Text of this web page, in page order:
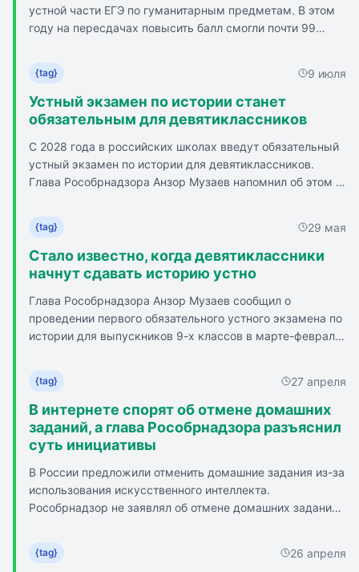
устной части ЕГЭ по гуманитарным предметам. В этом
году на пересдачах повысить балл смогли почти 99
Горизонт внедрения модели - до 2030 года. Опыт
проведения и технология уже есть: устная часть в ЕГЭ
по иностранным языкам, собеседование по русскому
как допуск к основному госэкзамену для
истории после 9-го класса. В следующем году в
нескольких регионах апробируют практическую часть
ЕГЭ по физике и химии. Практическая часть появится не
инфраструктуры регионов и материально-технической
базы школ.
{tag} 9 июля
Устный экзамен по истории станет
обязательным для девятиклассников
С 2028 года в российских школах введут обязательный
устный экзамен по истории для девятиклассников.
Глава Рособрнадзора Анзор Музаев напомнил об этом в
допуска к ОГЭ и проверит понимание исторических
процессов. Задания будут составлены на базе
учебников.
{tag} 29 мая
Стало известно, когда девятиклассники
начнут сдавать историю устно
Глава Рособрнадзора Анзор Музаев сообщил о
проведении первого обязательного устного экзамена по
истории для выпускников 9-х классов в марте-феврале
основного госэкзамена по аналогии с итоговым
собеседованием. Инициатива такого устного экзамена
по истории является давно назревшим шагом, так как
ученики часто хорошо справляются с тестовой частью,
но теряются при развернутых ответах. Устный формат
на понимание причинно-следственных связей и
развитие логики мышления. Проведение экзамена как
допуска к ОГЭ является психологически грамотным
подготовки к другим предметам. Для учителей это
нововведение является сигналом о необходимости
{tag} 27 апреля
В интернете спорят об отмене домашних
заданий, а глава Рособрнадзора разъяснил
суть инициативы
В России предложили отменить домашние задания из-за
использования искусственного интеллекта.
Рособрнадзор не заявлял об отмене домашних заданий,
Выполнение домашних заданий с использованием ИИ не
дает нужного образовательного эффекта для
{tag} 26 апреля